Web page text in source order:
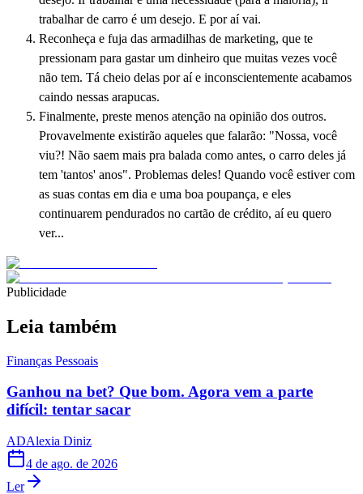
trabalhar de carro é um desejo. E por aí vai.
Reconheça e fuja das armadilhas de marketing, que te
pressionam para gastar um dinheiro que muitas vezes você
não tem. Tá cheio delas por aí e inconscientemente acabamos
caindo nessas arapucas.
Finalmente, preste menos atenção na opinião dos outros.
Provavelmente existirão aqueles que falarão: "Nossa, você
viu?! Não saem mais pra balada como antes, o carro deles já
tem 'tantos' anos". Problemas deles! Quando você estiver com
as suas contas em dia e uma boa poupança, e eles
continuarem pendurados no cartão de crédito, aí eu quero
ver...
Publicidade
Leia também
Finanças Pessoais
Ganhou na bet? Que bom. Agora vem a parte
difícil: tentar sacar
ADAlexia Diniz
4 de ago. de 2026
Ler